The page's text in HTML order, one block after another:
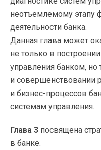
неотъемлемому этапу
деятельности банка.
Данная глава может
не только в
управления банком, но
и совершенствовании
и бизнес-процессов
системам управления.
Глава 3 посвящена
в банке.